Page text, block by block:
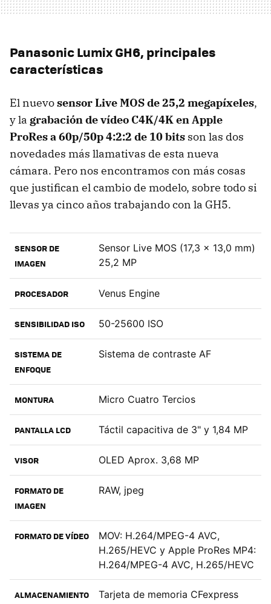
Panasonic Lumix GH6, principales
características
El nuevosensor Live MOS de 25,2 megapíxeles,
y la grabación de vídeo C4K/4K en Apple
ProRes a 60p/50p 4:2:2 de 10 bits son las dos
novedades más llamativas de esta nueva
cámara. Pero nos encontramos con más cosas
que justifican el cambio de modelo, sobre todo si
llevas ya cinco años trabajando con la GH5.
SENSOR DE
IMAGEN
Sensor Live MOS (17,3 x 13,0 mm)
25,2 MP
PROCESADOR Venus Engine
SENSIBILIDAD ISO 50-25600 ISO
SISTEMA DE
ENFOQUE
Sistema de contraste AF
MONTURA Micro Cuatro Tercios
PANTALLA LCD Táctil capacitiva de 3" y 1,84 MP
VISOR OLED Aprox. 3,68 MP
FORMATO DE
IMAGEN
RAW, jpeg
FORMATO DE VÍDEO
MOV: H.264/MPEG-4 AVC,
H.265/HEVC y Apple ProRes MP4:
H.264/MPEG-4 AVC, H.265/HEVC
ALMACENAMIENTO
Tarjeta de memoria CFexpress